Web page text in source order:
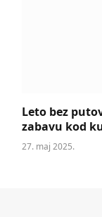
Leto bez
zabavu kod
27. maj 2025.